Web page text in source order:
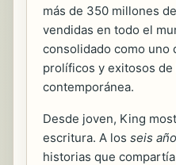
más de 350 millones
vendidas en todo el
consolidado como uno
prolíficos y exitosos
contemporánea.
Desde joven, King
escritura. A los seis
historias que